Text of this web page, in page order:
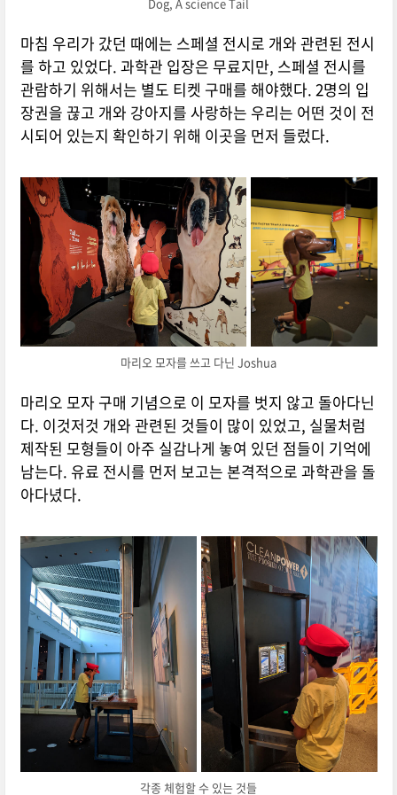
마침 우리가 갔던 때에는 스페셜 전시로 개와 관련된 전시
를 하고 있었다. 과학관 입장은 무료지만, 스페셜 전시를
관람하기 위해서는 별도 티켓 구매를 해야했다. 2명의 입
장권을 끊고 개와 강아지를 사랑하는 우리는 어떤 것이 전
시되어 있는지 확인하기 위해 이곳을 먼저 들렀다.
마리오 모자를 쓰고 다닌 Joshua
마리오 모자 구매 기념으로 이 모자를 벗지 않고 돌아다닌
다. 이것저것 개와 관련된 것들이 많이 있었고, 실물처럼
제작된 모형들이 아주 실감나게 놓여 있던 점들이 기억에
남는다. 유료 전시를 먼저 보고는 본격적으로 과학관을 돌
아다녔다.
각종 체험할 수 있는 것들